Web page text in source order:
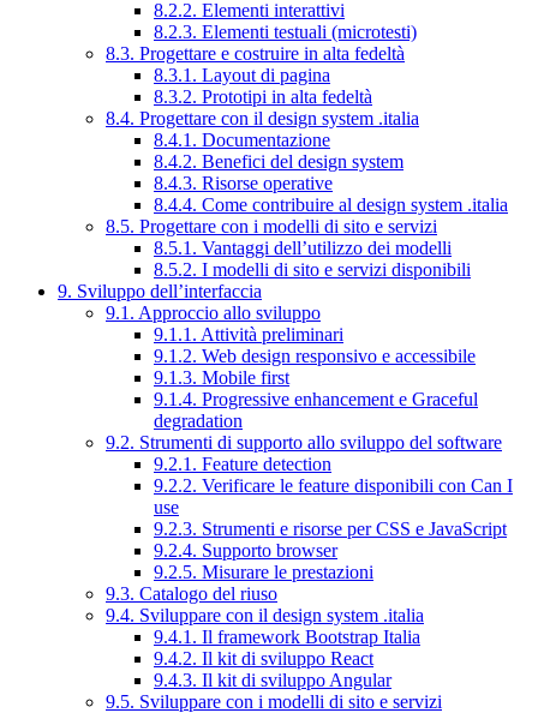
8.2.2. Elementi interattivi
8.2.3. Elementi testuali (microtesti)
8.3. Progettare e costruire in alta fedeltà
8.3.1. Layout di pagina
8.3.2. Prototipi in alta fedeltà
8.4. Progettare con il design system .italia
8.4.1. Documentazione
8.4.2. Benefici del design system
8.4.3. Risorse operative
8.4.4. Come contribuire al design system .italia
8.5. Progettare con i modelli di sito e servizi
8.5.1. Vantaggi dell’utilizzo dei modelli
8.5.2. I modelli di sito e servizi disponibili
9. Sviluppo dell’interfaccia
9.1. Approccio allo sviluppo
9.1.1. Attività preliminari
9.1.2. Web design responsivo e accessibile
9.1.3. Mobile first
9.1.4. Progressive enhancement e Graceful
degradation
9.2. Strumenti di supporto allo sviluppo del software
9.2.1. Feature detection
9.2.2. Verificare le feature disponibili con Can I
use
9.2.3. Strumenti e risorse per CSS e JavaScript
9.2.4. Supporto browser
9.2.5. Misurare le prestazioni
9.3. Catalogo del riuso
9.4. Sviluppare con il design system .italia
9.4.1. Il framework Bootstrap Italia
9.4.2. Il kit di sviluppo React
9.4.3. Il kit di sviluppo Angular
9.5. Sviluppare con i modelli di sito e servizi